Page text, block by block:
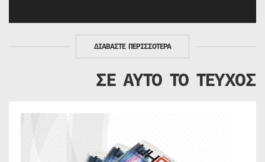
ΔΙΑΒΑΣΤΕ ΠΕΡΙΣΣΟΤΕΡΑ
ΣΕ ΑΥΤΟ ΤΟ ΤΕΥΧΟΣ